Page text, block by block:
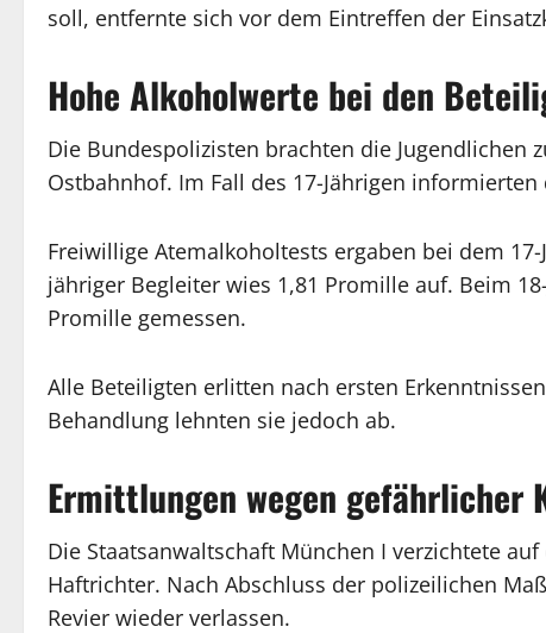
soll, entfernte sich vor dem Eintreffen der
Hohe Alkoholwerte bei den
Die Bundespolizisten brachten die Jugendlichen
Ostbahnhof. Im Fall des 17-Jährigen
Freiwillige Atemalkoholtests ergaben bei dem
jähriger Begleiter wies 1,81 Promille auf. Beim
Promille gemessen.
Alle Beteiligten erlitten nach ersten
Behandlung lehnten sie jedoch ab.
Ermittlungen wegen gefährlicher
Die Staatsanwaltschaft München I verzichtete
Haftrichter. Nach Abschluss der polizeilichen
Revier wieder verlassen.